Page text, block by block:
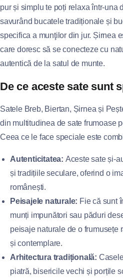
pur și simplu te poți relaxa într-una
savurând bucatele tradiționale și
specifica a munţilor din jur. Șirnea
care doresc să se conecteze cu
autentică de la satul de munte.
De ce aceste sate sunt
Satele Breb, Biertan, Șirnea și
din multitudinea de sate frumoase
Ceea ce le face speciale este
Autenticitatea: Aceste sate și-
și tradițiile seculare, oferind o
românești.
Peisajele naturale: Fie că sunt
munți impunători sau păduri
peisaje naturale de o frumusețe
și contemplare.
Arhitectura tradițională:
piatră, bisericile vechi și porțile